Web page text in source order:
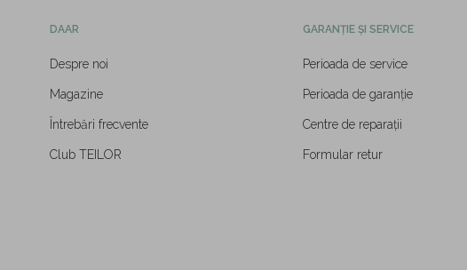
DAAR
Despre noi
Magazine
Întrebări frecvente
Club TEILOR
GARANȚIE ȘI SERVICE
Perioada de service
Perioada de garanție
Centre de reparații
Formular retur